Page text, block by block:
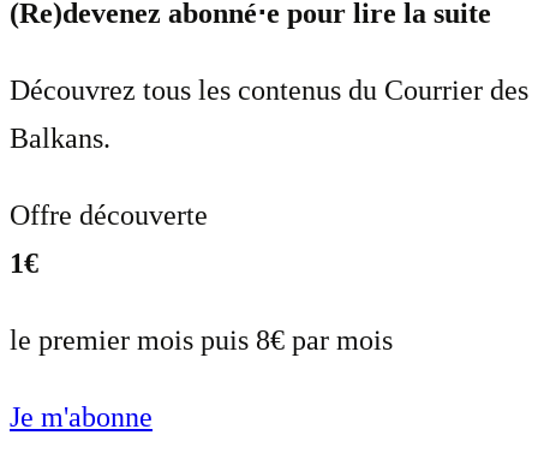
(Re)devenez abonné⋅e pour lire la suite
Découvrez tous les contenus du Courrier des
Balkans.
Offre découverte
1€
le premier mois puis 8€ par mois
Je m'abonne